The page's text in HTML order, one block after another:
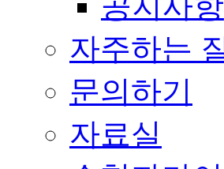
자주하는
문의하기
자료실